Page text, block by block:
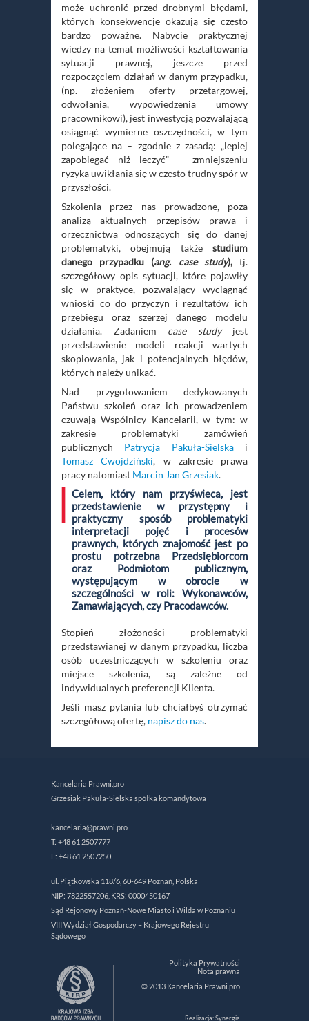
może uchronić przed drobnymi błędami,
których konsekwencje okazują się często
bardzo poważne. Nabycie praktycznej
wiedzy na temat możliwości kształtowania
sytuacji prawnej, jeszcze przed
rozpoczęciem działań w danym przypadku,
(np. złożeniem oferty przetargowej,
odwołania, wypowiedzenia umowy
pracownikowi), jest inwestycją pozwalającą
osiągnąć wymierne oszczędności, w tym
polegające na – zgodnie z zasadą: „lepiej
zapobiegać niż leczyć” – zmniejszeniu
ryzyka uwikłania się w często trudny spór w
przyszłości.
Szkolenia przez nas prowadzone, poza
analizą aktualnych przepisów prawa i
orzecznictwa odnoszących się do danej
problematyki, obejmują także studium
danego przypadku (ang. case study),tj.
szczegółowy opis sytuacji, które pojawiły
się w praktyce, pozwalający wyciągnąć
wnioski co do przyczyn i rezultatów ich
przebiegu oraz szerzej danego modelu
działania. Zadaniem case studyjest
przedstawienie modeli reakcji wartych
skopiowania, jak i potencjalnych błędów,
których należy unikać.
Nad przygotowaniem dedykowanych
Państwu szkoleń oraz ich prowadzeniem
czuwają Wspólnicy Kancelarii, w tym: w
zakresie problematyki zamówień
publicznych Patrycja Pakuła-Sielskai
Tomasz Cwojdziński, w zakresie prawa
pracy natomiast Marcin Jan Grzesiak.
Celem, który nam przyświeca, jest
przedstawienie w przystępny i
praktyczny sposób problematyki
interpretacji pojęć i procesów
prawnych, których znajomość jest po
prostu potrzebna Przedsiębiorcom
oraz Podmiotom publicznym,
występującym w obrocie w
szczególności w roli: Wykonawców,
Zamawiających, czy Pracodawców.
Stopień złożoności problematyki
przedstawianej w danym przypadku, liczba
osób uczestniczących w szkoleniu oraz
miejsce szkolenia, są zależne od
indywidualnych preferencji Klienta.
Jeśli masz pytania lub chciałbyś otrzymać
szczegółową ofertę, napisz do nas.
Kancelaria Prawni.pro
Grzesiak Pakuła-Sielska spółka komandytowa
kancelaria@prawni.pro
T: +48 61 2507777
F: +48 61 2507250
ul. Piątkowska 118/6, 60-649 Poznań, Polska
NIP: 7822557206, KRS: 0000450167
Sąd Rejonowy Poznań-Nowe Miasto i Wilda w Poznaniu
VIII Wydział Gospodarczy – Krajowego Rejestru
Sądowego
Polityka Prywatności
Nota prawna
© 2013 Kancelaria Prawni.pro
Realizacja: Synergia